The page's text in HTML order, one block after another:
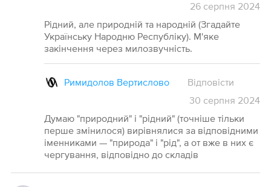
26 серпня 2024
Рідний, але природній та народній (Згадайте
Українську Народню Республіку). М'яке
закінчення через милозвучність.
Римидолов Вертислово
Відповісти
30 серпня 2024
Думаю "природний" і "рідний" (точніше тільки
перше змінилося) вирівнялися за відповідними
іменниками — "природа" і "рід", а от вже в них є
чергування, відповідно до складів